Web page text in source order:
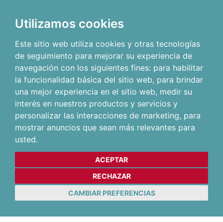
Utilizamos cookies
Este sitio web utiliza cookies y otras tecnologías
de seguimiento para mejorar su experiencia de
navegación con los siguientes fines: para habilitar
la funcionalidad básica del sitio web, para brindar
una mejor experiencia en el sitio web, medir su
interés en nuestros productos y servicios y
personalizar las interacciones de marketing, para
mostrar anuncios que sean más relevantes para
usted.
ACEPTAR
RECHAZAR
CAMBIAR PREFERENCIAS